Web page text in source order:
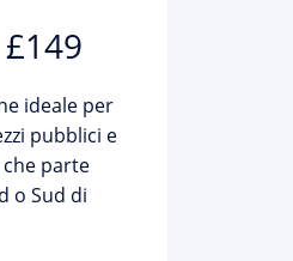
ideale per
pubblici e
parte
o Sud di